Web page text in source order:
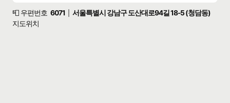
📮 우편번호 6071
서울특별시 강남구 도산대로94길 18-5 (청담동)
지도위치